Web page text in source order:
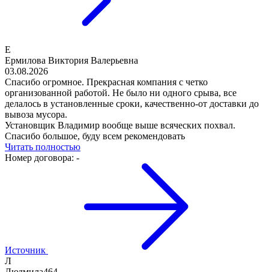
Е
Ермилова Виктория Валерьевна
03.08.2026
Спасибо огромное. Прекрасная компания с четко
организованной работой. Не было ни одного срыва, все
делалось в установленные сроки, качественно-от доставки до
вывоза мусора.
Установщик Владимир вообще выше всяческих похвал.
Спасибо большое, буду всем рекомендовать
Читать полностью
Номер договора: -
Источник
Л